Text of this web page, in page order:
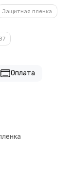
Защитная пленка
Оплата